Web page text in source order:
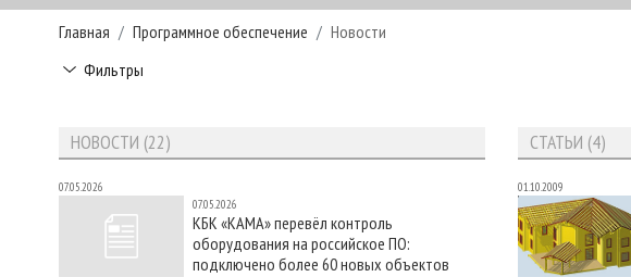
Главная Программное обеспечение
Новости
Фильтры
НОВОСТИ (22)
07.05.2026
07.05.2026
КБК «КАМА» перевёл контроль
оборудования на российское ПО:
подключено более 60 новых объектов
СТАТЬИ (4)
01.10.2009